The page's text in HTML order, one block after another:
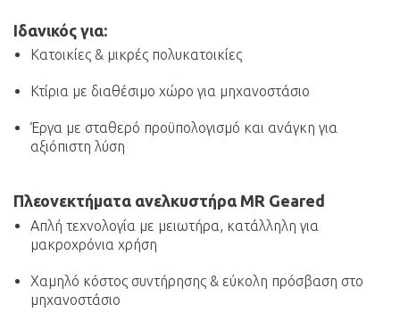
Ιδανικός για:
Κατοικίες & μικρές πολυκατοικίες
Κτίρια με διαθέσιμο χώρο για μηχανοστάσιο
Έργα με σταθερό προϋπολογισμό και ανάγκη για
αξιόπιστη λύση
Πλεονεκτήματα ανελκυστήρα MR Geared
Απλή τεχνολογία με μειωτήρα, κατάλληλη για
μακροχρόνια χρήση
Χαμηλό κόστος συντήρησης & εύκολη πρόσβαση στο
μηχανοστάσιο